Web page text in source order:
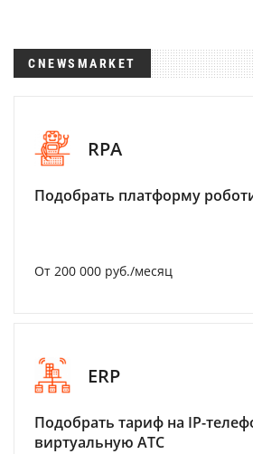
CNEWSMARKET
RPA
Подобрать платформу
От 200 000 руб./месяц
ERP
Подобрать тариф на IP-
виртуальную АТС